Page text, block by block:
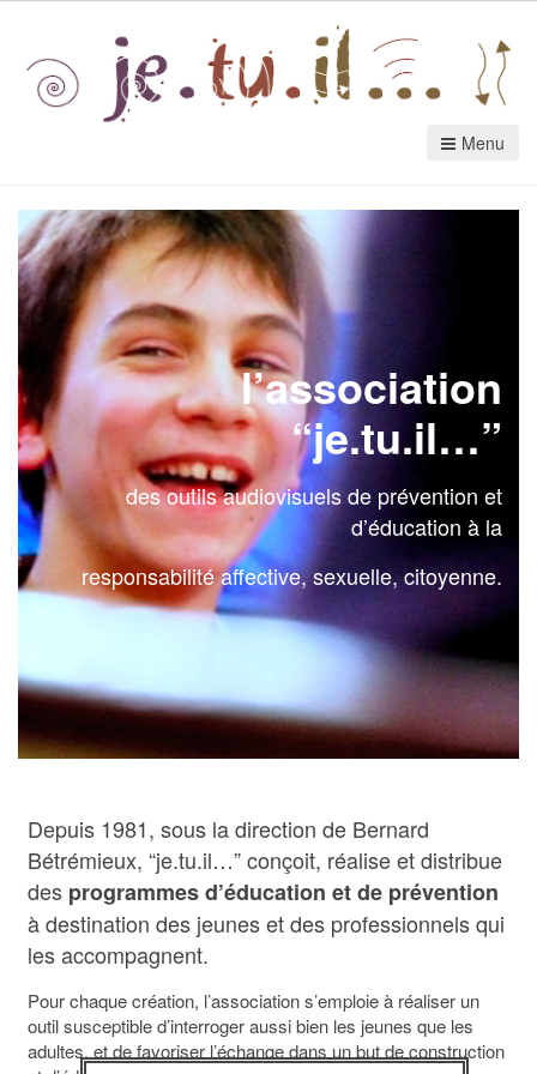
Menu
l’association
“je.tu.il…”
des outils audiovisuels de prévention et
d’éducation à la
responsabilité affective, sexuelle, citoyenne.
Depuis 1981, sous la direction de Bernard
Bétrémieux, “je.tu.il…” conçoit, réalise et distribue
des programmes d’éducation et de prévention
à destination des jeunes et des professionnels qui
les accompagnent.
Pour chaque création, l’association s’emploie à réaliser un
outil susceptible d’interroger aussi bien les jeunes que les
adultes, et de favoriser l’échange dans un but de construction